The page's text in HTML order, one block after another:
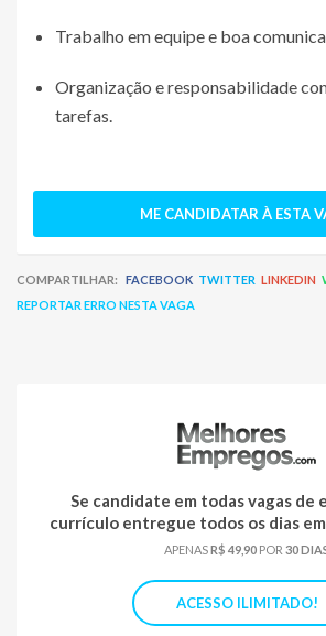
Trabalho em equipe e boa
Organização e responsabilidade
tarefas.
ME CANDIDATAR À ESTA
COMPARTILHAR: FACEBOOK TWITTER LINKEDIN
REPORTAR ERRO NESTA VAGA
Se candidate em todas vagas de
currículo entregue todos os dias em
APENASR$ 49,90 POR 30
ACESSO ILIMITADO!